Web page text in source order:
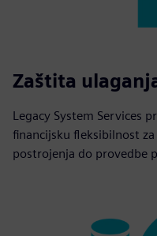
Zaštita
Legacy System Services
financijsku fleksibilnost
postrojenja do provedbe